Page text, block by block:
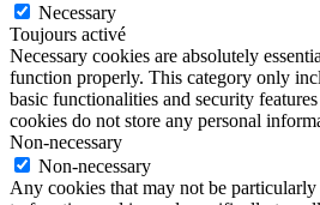
Necessary
Toujours activé
Necessary cookies are absolutely
function properly. This category only
basic functionalities and security
cookies do not store any personal
Non-necessary
Non-necessary
Any cookies that may not be